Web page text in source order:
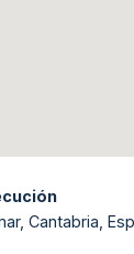
Cantabria,